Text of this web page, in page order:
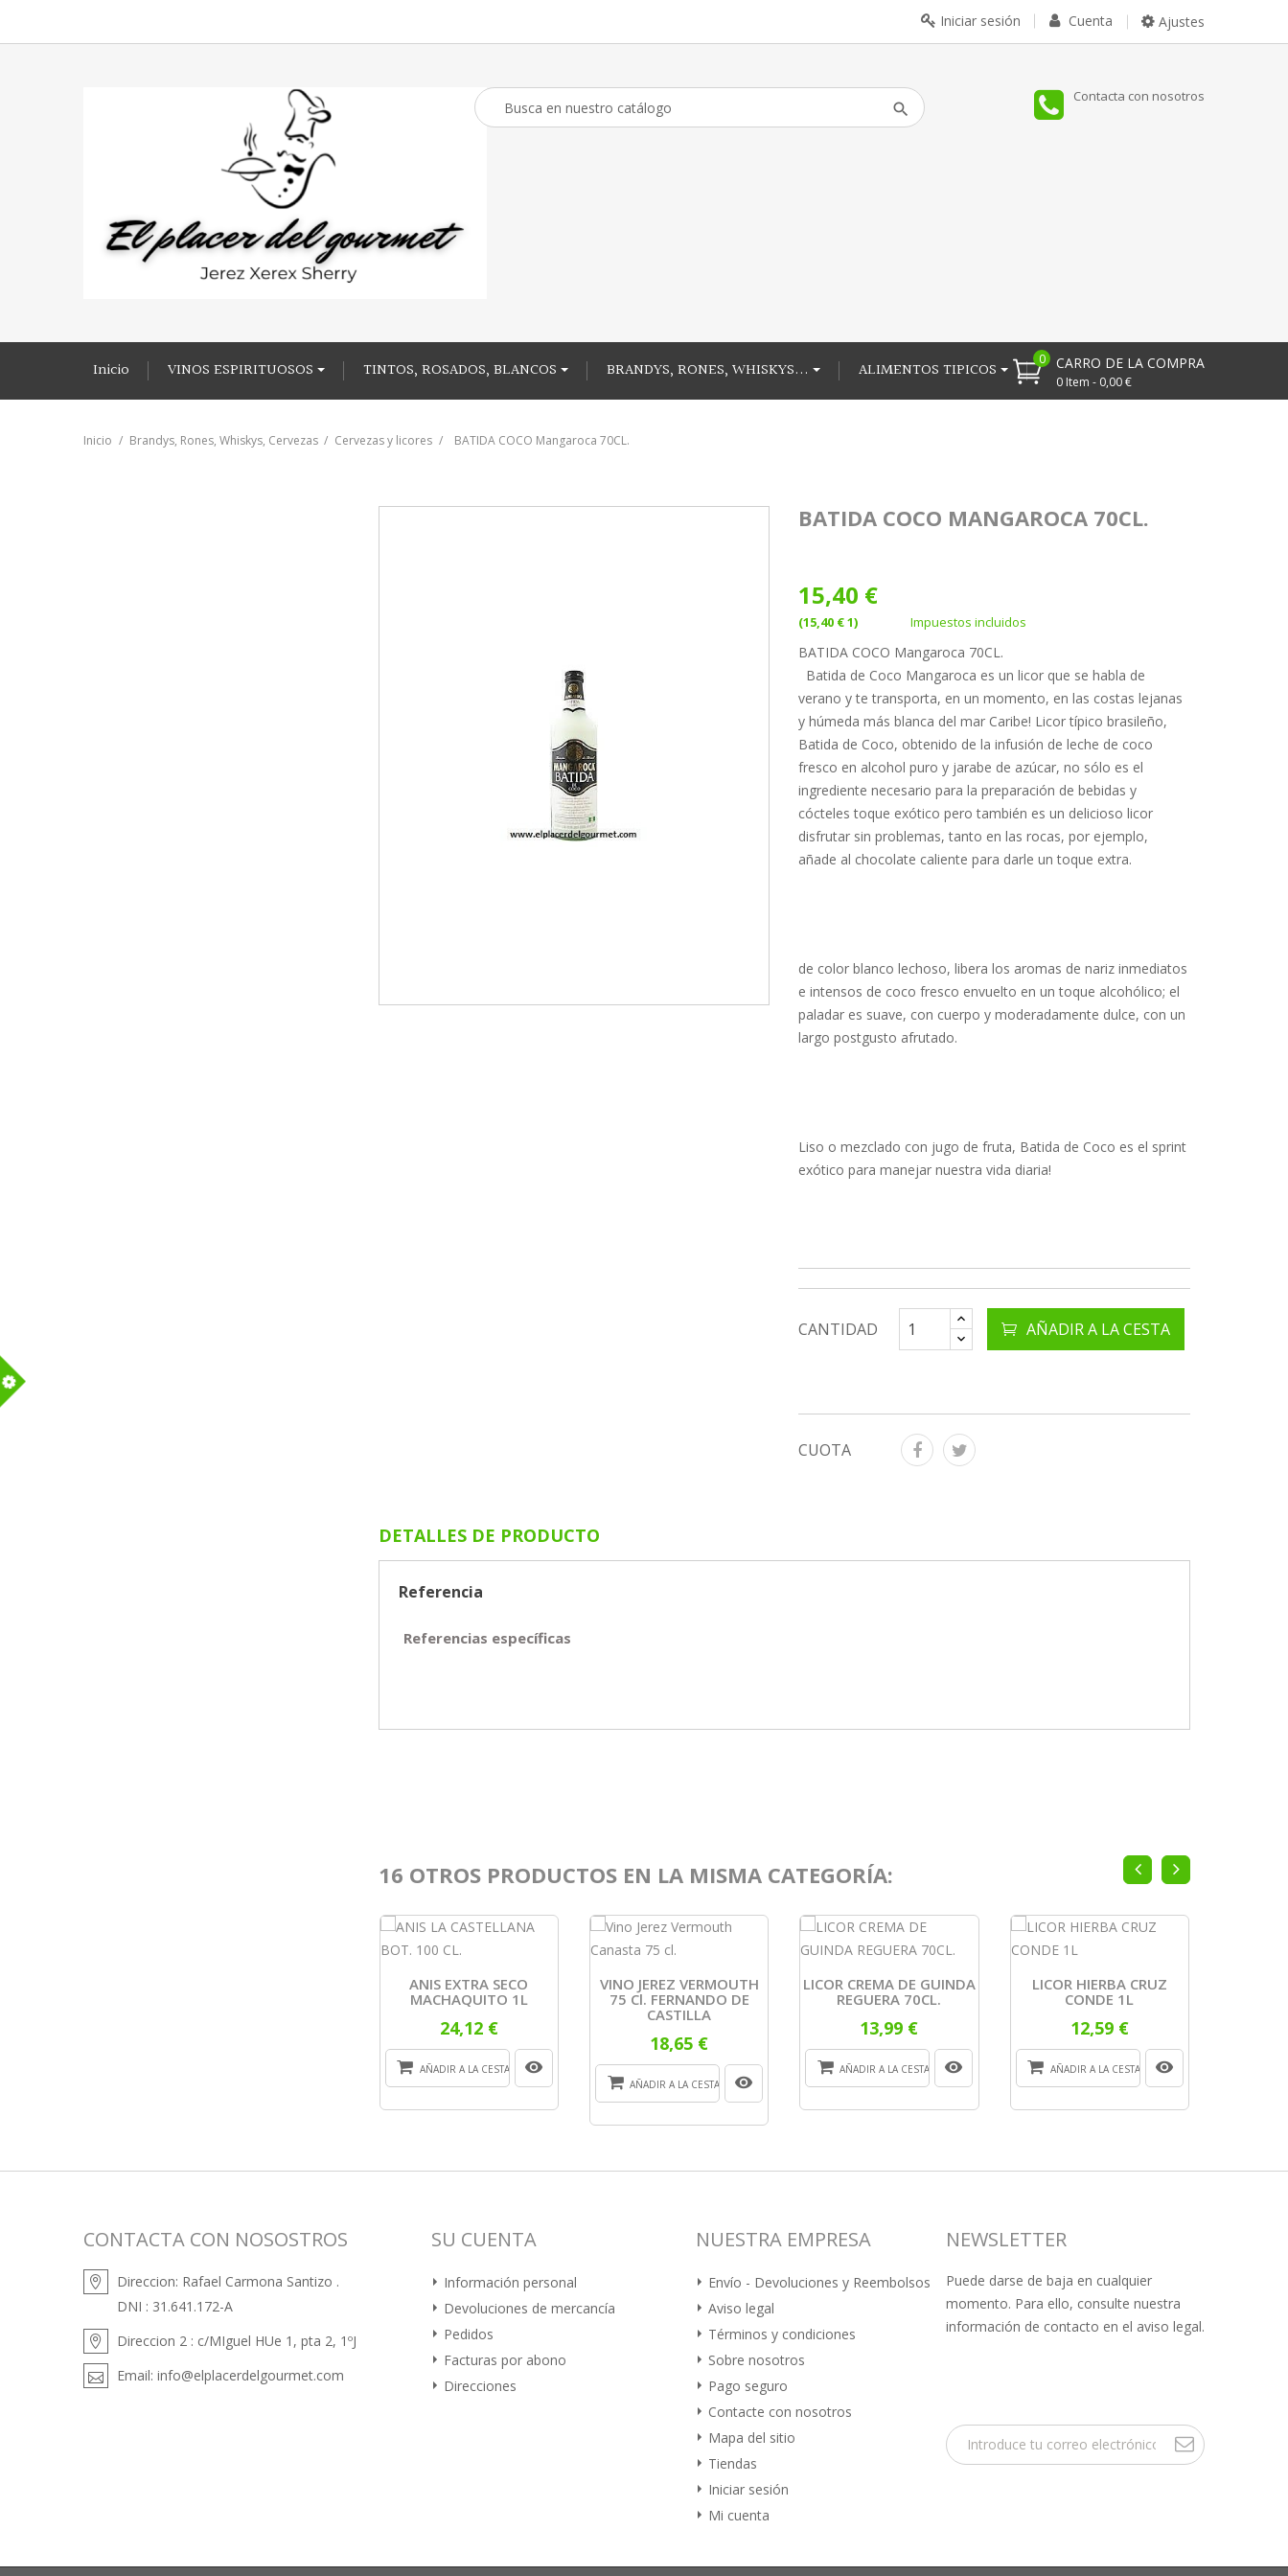
Ajustes
Cuenta
Iniciar sesión
Contacta con nosotros
CARRO DE LA COMPRA
0 Item - 0,00 €
0
Inicio VINOS ESPIRITUOSOS TINTOS, ROSADOS, BLANCOS BRANDYS, RONES, WHISKYS... ALIMENTOS TIPICOS
Inicio Brandys, Rones, Whiskys, Cervezas Cervezas y licores BATIDA COCO Mangaroca 70CL.
BATIDA COCO MANGAROCA 70CL.
15,40 €
(15,40 € 1) Impuestos incluidos
BATIDA COCO Mangaroca 70CL.
Batida de Coco Mangaroca es un licor que se habla de
verano y te transporta, en un momento, en las costas lejanas
y húmeda más blanca del mar Caribe! Licor típico brasileño,
Batida de Coco, obtenido de la infusión de leche de coco
fresco en alcohol puro y jarabe de azúcar, no sólo es el
ingrediente necesario para la preparación de bebidas y
cócteles toque exótico pero también es un delicioso licor
disfrutar sin problemas, tanto en las rocas, por ejemplo,
añade al chocolate caliente para darle un toque extra.
de color blanco lechoso, libera los aromas de nariz inmediatos
e intensos de coco fresco envuelto en un toque alcohólico; el
paladar es suave, con cuerpo y moderadamente dulce, con un
largo postgusto afrutado.
Liso o mezclado con jugo de fruta, Batida de Coco es el sprint
exótico para manejar nuestra vida diaria!
CANTIDAD AÑADIR A LA CESTA
CUOTA
DETALLES DE PRODUCTO
Referencia
Referencias específicas
16 OTROS PRODUCTOS EN LA MISMA CATEGORÍA:
ANIS EXTRA SECO
MACHAQUITO 1L
24,12 €
AÑADIR A LA CESTA
VINO JEREZ VERMOUTH
75 Cl. FERNANDO DE
CASTILLA
18,65 €
AÑADIR A LA CESTA
LICOR CREMA DE GUINDA
REGUERA 70CL.
13,99 €
AÑADIR A LA CESTA
LICOR HIERBA CRUZ
CONDE 1L
12,59 €
AÑADIR A LA CESTA
CONTACTA CON NOSOSTROS
Direccion: Rafael Carmona Santizo .
DNI : 31.641.172-A
Direccion 2 : c/MIguel HUe 1, pta 2, 1ºJ
Email: info@elplacerdelgourmet.com
SU CUENTA
Información personal
Devoluciones de mercancía
Pedidos
Facturas por abono
Direcciones
NUESTRA EMPRESA
Envío - Devoluciones y Reembolsos
Aviso legal
Términos y condiciones
Sobre nosotros
Pago seguro
Contacte con nosotros
Mapa del sitio
Tiendas
Iniciar sesión
Mi cuenta
NEWSLETTER
Puede darse de baja en cualquier
momento. Para ello, consulte nuestra
información de contacto en el aviso legal.